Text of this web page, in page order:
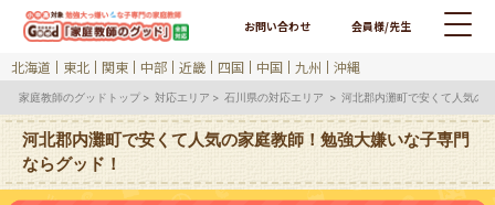
お問い合わせ 会員様/先生
北海道 東北 関東 中部 近畿 四国 中国 九州 沖縄
家庭教師のグッドトップ 対応エリア 石川県の対応エリア 河北郡内灘町で安くて人気の
河北郡内灘町で安くて人気の家庭教師！勉強大嫌いな子専門
ならグッド！